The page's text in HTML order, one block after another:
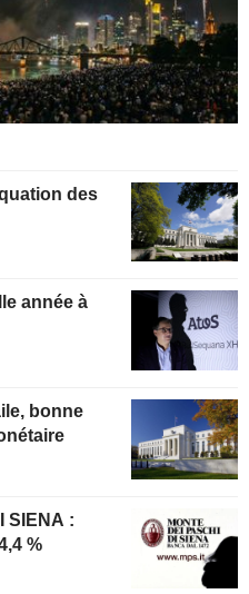
des
bonne
SIENA :
%